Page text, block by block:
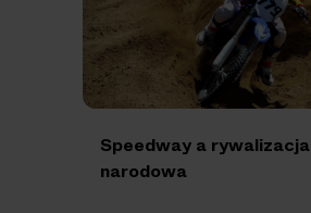
Speedway a rywalizacja
narodowa